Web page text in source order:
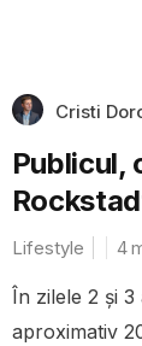
Cristi
Publicul,
Lifestyle 4
În zilele 2 și 3
aproximativ